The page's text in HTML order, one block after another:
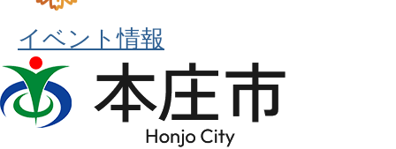
イベント情報
本
庄